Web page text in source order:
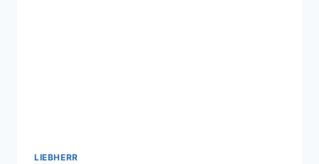
LIEBHERR